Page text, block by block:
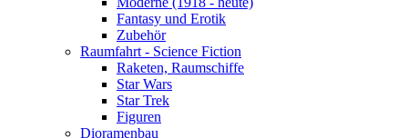
Fantasy und Erotik
Zubehör
Raumfahrt - Science Fiction
Raketen, Raumschiffe
Star Wars
Star Trek
Figuren
Dioramenbau